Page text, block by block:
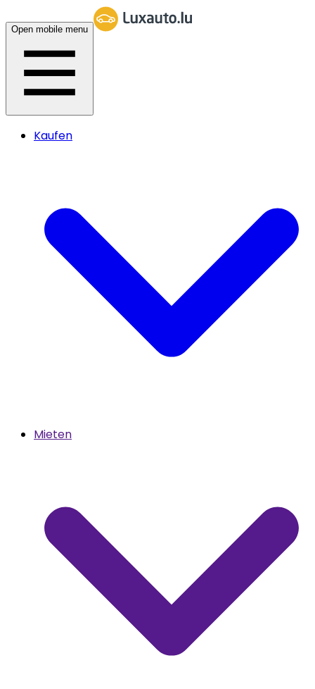
Open mobile menu
Kaufen
Mieten